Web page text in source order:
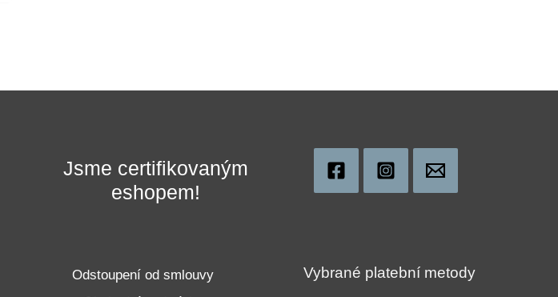
Jsme certifikovaným
eshopem!
Odstoupení od smlouvy
Vybrané platební metody